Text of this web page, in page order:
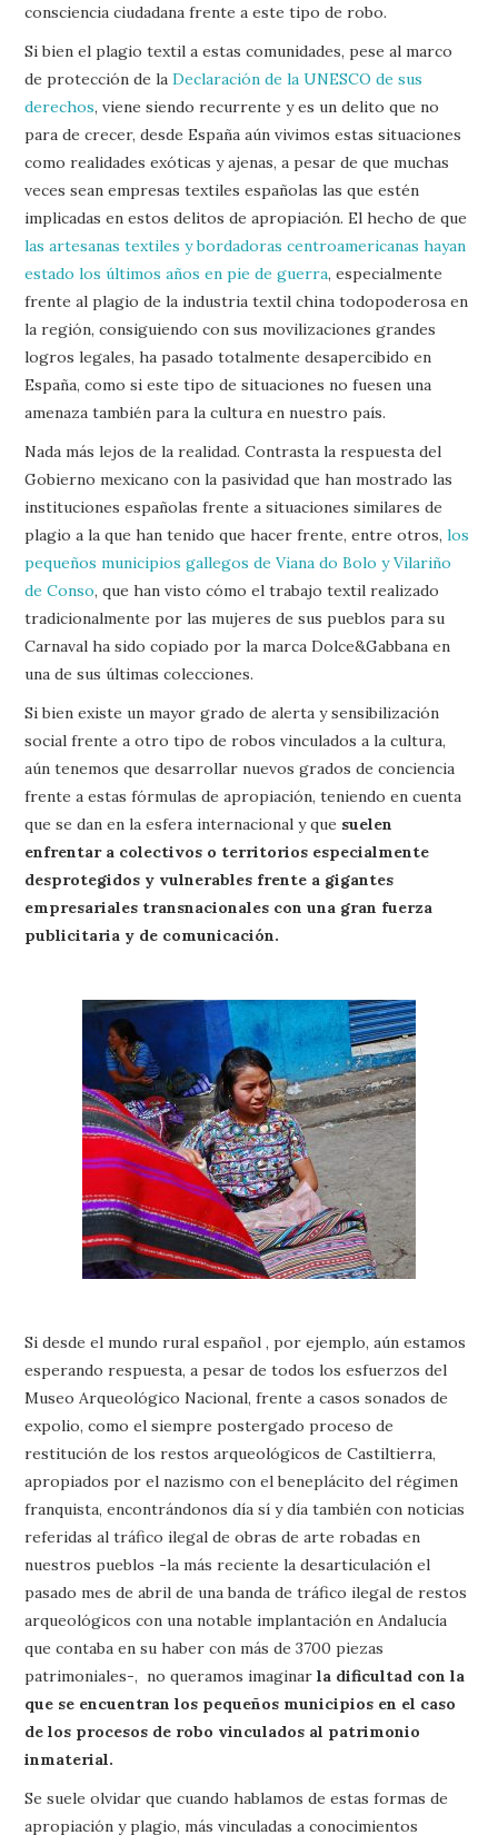
consciencia ciudadana frente a este tipo de robo.
Si bien el plagio textil a estas comunidades, pese al marco
de protección de laDeclaración de la UNESCO de sus
derechos, viene siendo recurrente y es un delito que no
para de crecer, desde España aún vivimos estas situaciones
como realidades exóticas y ajenas, a pesar de que muchas
veces sean empresas textiles españolas las que estén
implicadas en estos delitos de apropiación. El hecho de que
las artesanas textiles y bordadoras centroamericanas hayan
estado los últimos años en pie de guerra, especialmente
frente al plagio de la industria textil china todopoderosa en
la región, consiguiendo con sus movilizaciones grandes
logros legales, ha pasado totalmente desapercibido en
España, como si este tipo de situaciones no fuesen una
amenaza también para la cultura en nuestro país.
Nada más lejos de la realidad. Contrasta la respuesta del
Gobierno mexicano con la pasividad que han mostrado las
instituciones españolas frente a situaciones similares de
plagio a la que han tenido que hacer frente, entre otros,los
pequeños municipios gallegos de Viana do Bolo y Vilariño
de Conso, que han visto cómo el trabajo textil realizado
tradicionalmente por las mujeres de sus pueblos para su
Carnaval ha sido copiado por la marca Dolce&Gabbana en
una de sus últimas colecciones.
Si bien existe un mayor grado de alerta y sensibilización
social frente a otro tipo de robos vinculados a la cultura,
aún tenemos que desarrollar nuevos grados de conciencia
frente a estas fórmulas de apropiación, teniendo en cuenta
que se dan en la esfera internacional y que suelen
enfrentar a colectivos o territorios especialmente
desprotegidos y vulnerables frente a gigantes
empresariales transnacionales con una gran fuerza
publicitaria y de comunicación.
Si desde el mundo rural español , por ejemplo, aún estamos
esperando respuesta, a pesar de todos los esfuerzos del
Museo Arqueológico Nacional, frente a casos sonados de
expolio, como el siempre postergado proceso de
restitución de los restos arqueológicos de Castiltierra,
apropiados por el nazismo con el beneplácito del régimen
franquista, encontrándonos día sí y día también con noticias
referidas al tráfico ilegal de obras de arte robadas en
nuestros pueblos -la más reciente la desarticulación el
pasado mes de abril de una banda de tráfico ilegal de restos
arqueológicos con una notable implantación en Andalucía
que contaba en su haber con más de 3700 piezas
patrimoniales-, no queramos imaginar la dificultad con la
que se encuentran los pequeños municipios en el caso
de los procesos de robo vinculados al patrimonio
inmaterial.
Se suele olvidar que cuando hablamos de estas formas de
apropiación y plagio, más vinculadas a conocimientos